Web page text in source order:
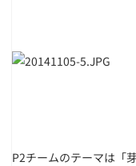
P2チームのテーマは「